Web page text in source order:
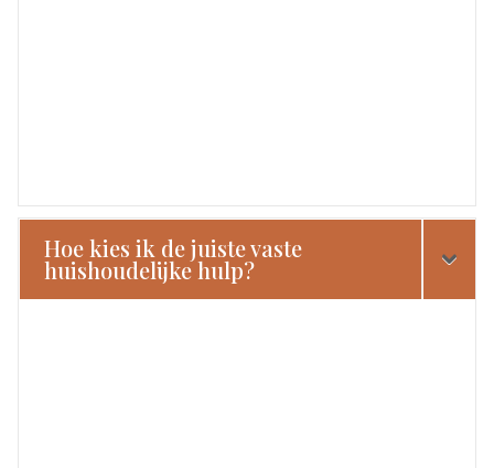
Hoe kies ik de juiste vaste
huishoudelijke hulp?